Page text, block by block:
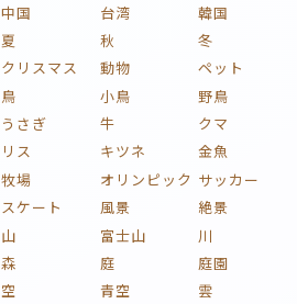
中国 台湾
韓国
夏 秋
冬
クリスマス 動物
ペット
鳥 小鳥
野鳥
うさぎ 牛
クマ
リス キツネ
金魚
牧場 オリンピック サッカー
スケート 風景
絶景
山 富士山
川
森 庭
庭園
空 青空
雲